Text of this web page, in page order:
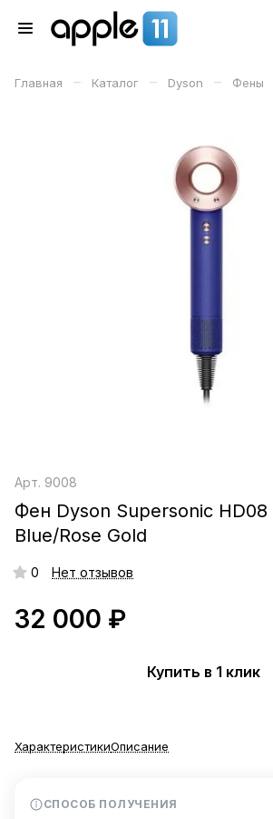
Главная – Каталог – Dyson – Фены
Арт. 9008
Фен Dyson Supersonic HD08
Blue/Rose Gold
0 Нет отзывов
32 000 ₽
Купить в 1 клик
ХарактеристикиОписание
СПОСОБ ПОЛУЧЕНИЯ